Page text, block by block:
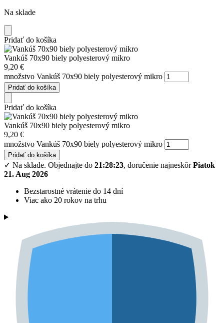
Na sklade
Pridať do košíka
Vankúš 70x90 biely polyesterový mikro
9,20 €
množstvo Vankúš 70x90 biely polyesterový mikro
Pridať do košíka
Pridať do košíka
Vankúš 70x90 biely polyesterový mikro
9,20 €
množstvo Vankúš 70x90 biely polyesterový mikro
Pridať do košíka
✓ Na sklade. Objednajte do 21:28:22, doručenie najneskôrPiatok
21. Aug 2026
Bezstarostné vrátenie do 14 dní
Viac ako 20 rokov na trhu